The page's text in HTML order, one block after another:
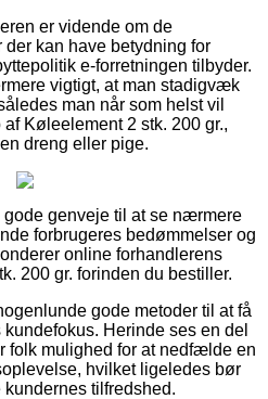
er vidende om de
kan have betydning for
e-forretningen tilbyder.
vigtigt, at man stadigvæk
man når som helst vil
Køleelement 2 stk. 200 gr.,
dreng eller pige.
gode genveje til at se nærmere
forbrugeres bedømmelser og
online forhandlerens
200 gr. forinden du bestiller.
gode metoder til at få
Herinde ses en del
folk mulighed for at nedfælde en
hvilket ligeledes bør
tilfredshed.